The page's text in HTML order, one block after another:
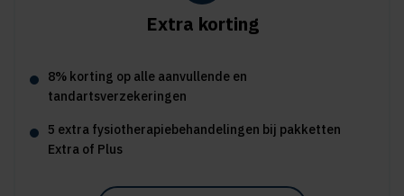
Extra korting
8% korting op alle aanvullende en
tandartsverzekeringen
5 extra fysiotherapiebehandelingen bij pakketten
Extra of Plus